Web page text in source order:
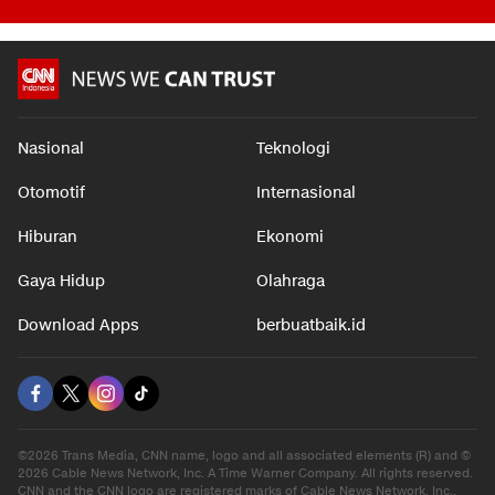
Nasional Teknologi
Otomotif Internasional
Hiburan Ekonomi
Gaya Hidup Olahraga
Download Apps berbuatbaik.id
©2026 Trans Media, CNN name, logo and all associated elements (R) and ©
2026 Cable News Network, Inc. A Time Warner Company. All rights reserved.
CNN and the CNN logo are registered marks of Cable News Network, Inc.,